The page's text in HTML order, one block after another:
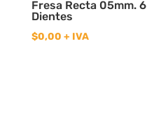
Fresa Recta 05mm. 6
Dientes
$0,00 + IVA